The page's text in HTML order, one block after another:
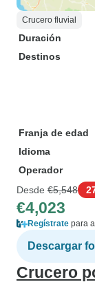
Crucero fluvial
Duración
Destinos
Franja de edad
Idioma
Operador
Desde €5,548
€4,023
Regístrate para
Descargar
Crucero